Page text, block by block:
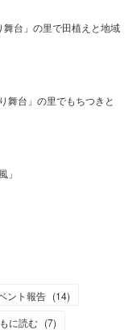
台」の里で田植えと地域
舞台」の里でもちつきと
」
ント報告 (14)
に読む (7)